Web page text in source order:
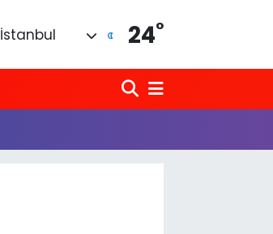
İstanbul 24°